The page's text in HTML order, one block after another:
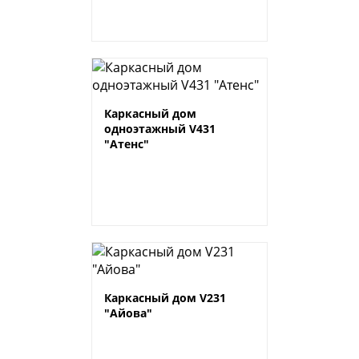
Каркасный дом
одноэтажный V431
"Атенс"
Каркасный дом V231
"Айова"